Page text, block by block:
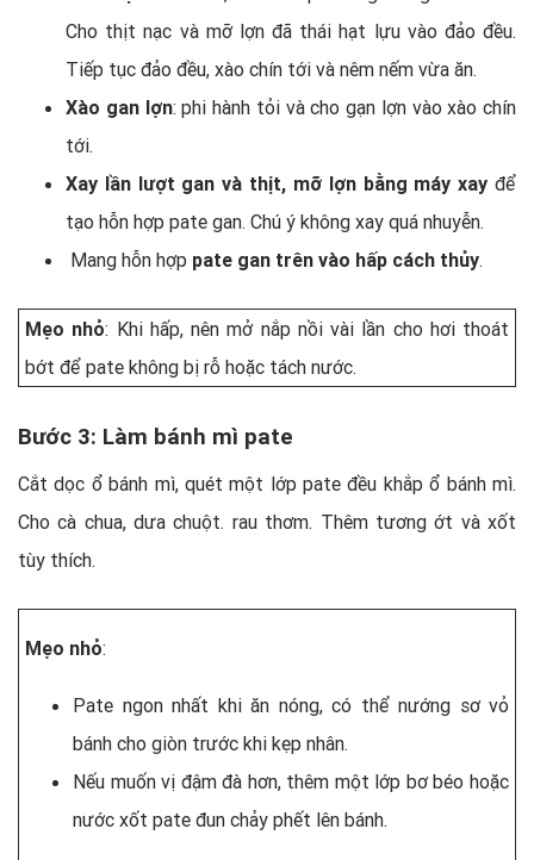
Cho thịt nạc và mỡ lợn đã thái hạt lựu vào đảo đều.
Tiếp tục đảo đều, xào chín tới và nêm nếm vừa ăn.
Xào gan lợn: phi hành tỏi và cho gạn lợn vào xào chín
tới.
Xay lần lượt gan và thịt, mỡ lợn bằng máy xay để
tạo hỗn hợp pate gan. Chú ý không xay quá nhuyễn.
Mang hỗn hợp pate gan trên vào hấp cách thủy.
Mẹo nhỏ: Khi hấp, nên mở nắp nồi vài lần cho hơi thoát
bớt để pate không bị rỗ hoặc tách nước.
Bước 3: Làm bánh mì pate
Cắt dọc ổ bánh mì, quét một lớp pate đều khắp ổ bánh mì.
Cho cà chua, dưa chuột. rau thơm. Thêm tương ớt và xốt
tùy thích.
Mẹo nhỏ:
Pate ngon nhất khi ăn nóng, có thể nướng sơ vỏ
bánh cho giòn trước khi kẹp nhân.
Nếu muốn vị đậm đà hơn, thêm một lớp bơ béo hoặc
nước xốt pate đun chảy phết lên bánh.